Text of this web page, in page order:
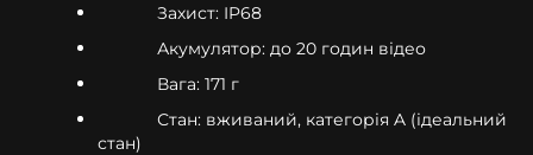
Захист: IP68
Акумулятор: до 20 годин відео
Вага: 171 г
Стан: вживаний, категорія A (ідеальний
стан)